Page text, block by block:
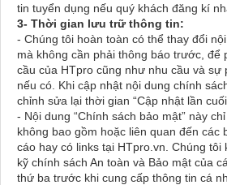
tin tuyển dụng nếu quý khách đăng kí
3- Thời gian lưu trữ thông tin:
- Chúng tôi hoàn toàn có thể thay đổi
mà không cần phải thông báo trước, để
cầu của HTpro cũng như nhu cầu và sự
nếu có. Khi cập nhật nội dung chính
chỉnh sửa lại thời gian “Cập nhật lần
- Nội dung “Chính sách bảo mật” này
không bao gồm hoặc liên quan đến các
cáo hay có links tại HTpro.vn. Chúng tôi
kỹ chính sách An toàn và Bảo mật của
thứ ba trước khi cung cấp thông tin cá